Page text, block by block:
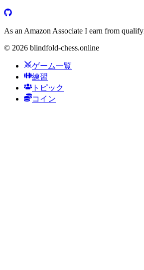
As an Amazon Associate I earn from
© 2026 blindfold-chess.online
ゲーム一覧
練習
トピック
コイン